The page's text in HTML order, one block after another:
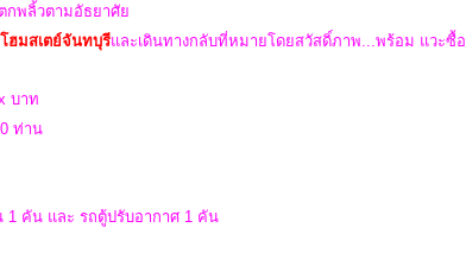
กพลิ้วตามอัธยาศัย
ฮมสเตย์จันทบุรีและเดินทางกลับที่หมายโดยสวัสดิ์ภาพ ...พร้อม แวะซื้
บาท
ท่าน
1 คัน และ รถตู้ปรับอากาศ 1 คัน